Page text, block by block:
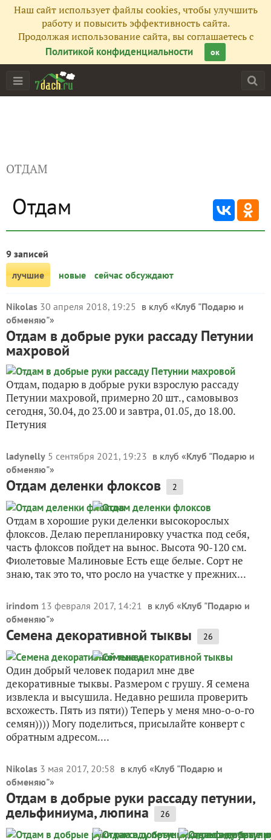
Наш сайт использует файлы cookies, чтобы улучшить
работу и повысить эффективность сайта.
Продолжая использование сайта, вы соглашаетесь с
Политикой конфиденциальности
ок
ОТДАМ
Отдам
9 записей
лучшие
новые сейчас обсуждают
Nikolas 30 апреля 2018, 19:25 в клуб «Клуб "Подарю и
обменяю"»
Отдам в добрые руки рассаду Петунии
махровой
Отдам, подарю в добрые руки взрослую рассаду
Петунии махровой, примерно 20 шт., самовывоз
сегодня, 30.04, до 23.00 и завтра, 01.05, до 18.00.
Петуния
ladynelly 5 сентября 2021, 19:23 в клуб «Клуб "Подарю и
обменяю"»
Отдам деленки флоксов 2
Отдам в хорошие руки деленки высокорослых
флоксов. Делаю перепланировку участка под себя,
часть флоксов пойдет на вынос. Высота 90-120 см.
Фиолетовые Малиновые Есть еще белые. Сорт не
знаю, так это то, что росло на участке у прежних...
irindom 13 февраля 2017, 14:21 в клуб «Клуб "Подарю и
обменяю"»
Семена декоративной тыквы 26
Один добрый человек подарил мне две
декоративные тыквы. Размером с грушу. Я семена
извлекла и высушила. Недавно решила проверить
всхожесть. Пять из пяти)) Теперь у меня мно-о-о-го
семян)))) Могу поделиться, присылайте конверт с
обратным адресом....
Nikolas 3 мая 2017, 20:58 в клуб «Клуб "Подарю и
обменяю"»
Отдам в добрые руки рассаду петунии,
дельфиниума, люпина 26